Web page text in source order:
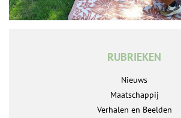
RUBRIEKEN
Nieuws
Maatschappij
Verhalen en Beelden